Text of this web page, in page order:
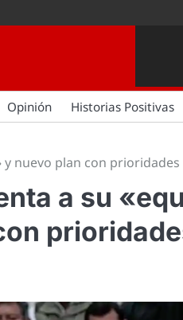
Opinión Historias Positivas
nuevo plan con
a su